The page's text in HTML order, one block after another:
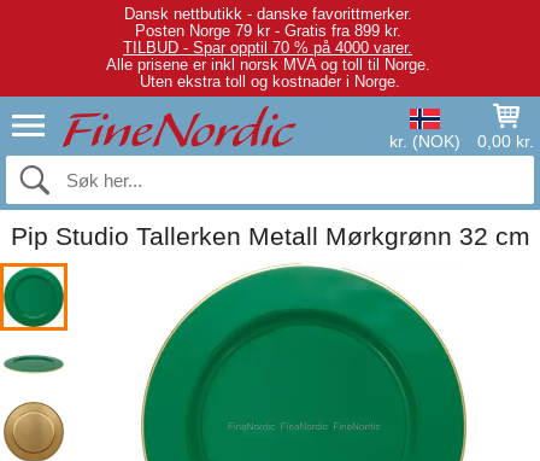
Dansk nettbutikk - danske favorittmerker.
Posten Norge 79 kr - Gratis fra 899 kr.
TILBUD - Spar opptil 70 % på 4000 varer.
Alle prisene er inkl norsk MVA og toll til Norge.
Uten ekstra toll og kostnader i Norge.
kr. (NOK) 0,00 kr.
Pip Studio Tallerken Metall Mørkgrønn 32 cm